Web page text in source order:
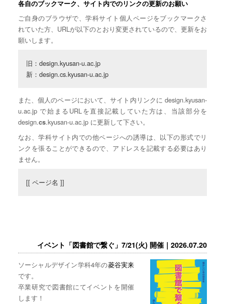
各自のブックマーク、サイト内でのリンクの更新のお願い
ご自身のブラウザで、学科サイト個人ページをブックマークさ
れていた方、URLが以下のとおり変更されているので、更新をお
願いします。
旧：design.kyusan-u.ac.jp
新：design.cs.kyusan-u.ac.jp
また、個人のページにおいて、サイト内リンクに design.kyusan-
u.ac.jp で始まるURLを直接記載していた方は、当該部分を
design.cs.kyusan-u.ac.jp に更新して下さい。
なお、学科サイト内での他ページへの誘導は、以下の形式でリ
ンクを張ることができるので、アドレスを記載する必要はあり
ません。
[[ ページ名 ]]
イベント「図書館で繋ぐ」7/21(火) 開催｜2026.07.20
ソーシャルデザイン学科4年の菱谷実来
です。
卒業研究で図書館にてイベントを開催
します！